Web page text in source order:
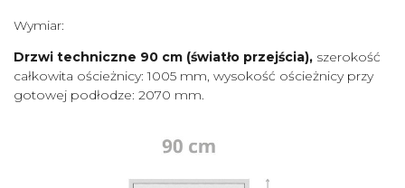
Wymiar:
Drzwi techniczne 90 cm (światło przejścia), szerokość
całkowita ościeżnicy: 1005 mm, wysokość ościeżnicy przy
gotowej podłodze: 2070 mm.